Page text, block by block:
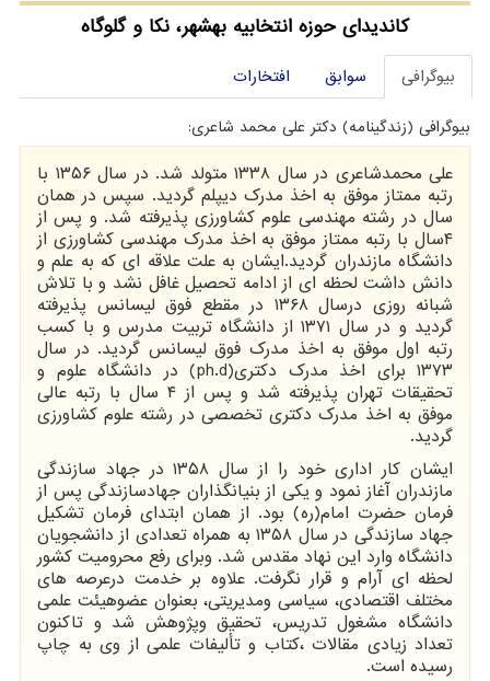
کاندیدای حوزه انتخابیه بهشهر، نکا و گلوگاه
بیوگرافی سوابق افتخارات
بیوگرافی (زندگینامه) دکتر علی محمد شاعری:
علی محمدشاعری در سال ۱۳۳۸ متولد شد. در سال ۱۳۵۶ با
رتبه ممتاز موفق به اخذ مدرک دیپلم گردید. سپس در همان
سال در رشته مهندسی علوم کشاورزی پذیرفته شد. و پس از
۴سال با رتبه ممتاز موفق به اخذ مدرک مهندسی کشاورزی از
دانشگاه مازندران گردید.ایشان به علت علاقه ای که به علم و
دانش داشت لحظه ای از ادامه تحصیل غافل نشد و با تلاش
شبانه روزی درسال ۱۳۶۸ در مقطع فوق لیسانس پذیرفته
گردید و در سال ۱۳۷۱ از دانشگاه تربیت مدرس و با کسب
رتبه اول موفق به اخذ مدرک فوق لیسانس گردید. در سال
۱۳۷۳ برای اخذ مدرک دکتری(ph.d) در دانشگاه علوم و
تحقیقات تهران پذیرفته شد و پس از ۴ سال با رتبه عالی
موفق به اخذ مدرک دکتری تخصصی در رشته علوم کشاورزی
گردید.
ایشان کار اداری خود را از سال ۱۳۵۸ در جهاد سازندگی
مازندران آغاز نمود و یکی از بنیانگذاران جهادسازندگی پس از
فرمان حضرت امام(ره) بود. از همان ابتدای فرمان تشکیل
جهاد سازندگی در سال ۱۳۵۸ به همراه تعدادی از دانشجویان
دانشگاه وارد این نهاد مقدس شد. وبرای رفع محرومیت کشور
لحظه ای آرام و قرار نگرفت. علاوه بر خدمت درعرصه های
مختلف اقتصادی، سیاسی ومدیریتی، بعنوان عضوهیئت علمی
دانشگاه مشغول تدریس، تحقیق وپژوهش شد و تاکنون
تعداد زیادی مقالات ،کتاب و تألیفات علمی از وی به چاپ
رسیده است.